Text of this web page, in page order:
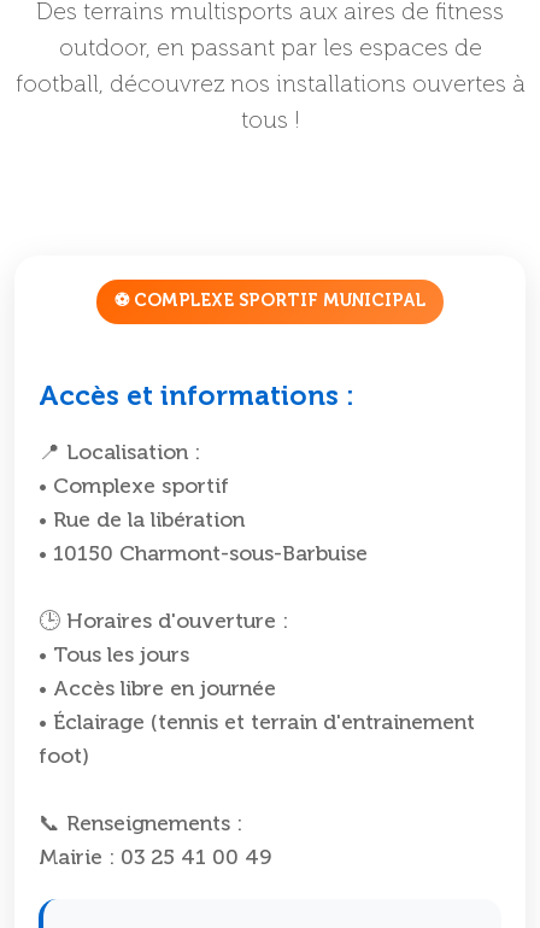
Des terrains multisports aux aires de fitness
outdoor, en passant par les espaces de
football, découvrez nos installations ouvertes à
tous !
⚽ COMPLEXE SPORTIF MUNICIPAL
Accès et informations :
📍 Localisation :
• Complexe sportif
• Rue de la libération
• 10150 Charmont-sous-Barbuise
🕒 Horaires d'ouverture :
• Tous les jours
• Accès libre en journée
• Éclairage (tennis et terrain d'entrainement
foot)
📞 Renseignements :
Mairie : 03 25 41 00 49